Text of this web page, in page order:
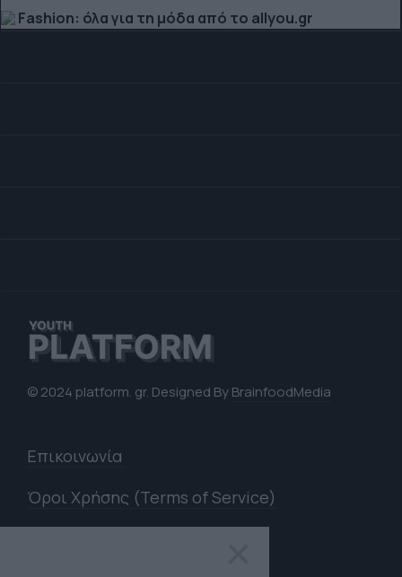
Fashion: όλα για τη μόδα από το allyou.gr
© 2024 platform. gr. Designed ByBrainfoodMedia
Επικοινωνία
Όροι Χρήσης (Terms of Service)